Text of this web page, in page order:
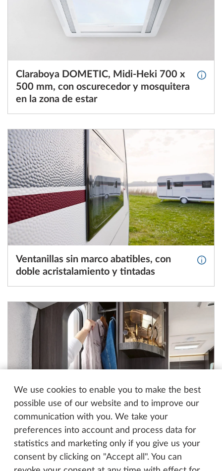
We use cookies to enable you to make the best
possible use of our website and to improve our
communication with you. We take your
preferences into account and process data for
statistics and marketing only if you give us your
consent by clicking on "Accept all". You can
Claraboya DOMETIC, Midi-Heki 700 x
500 mm, con oscurecedor y mosquitera
en la zona de estar
Más
Ventanillas sin marco abatibles, con
doble acristalamiento y tintadas
Más
Perchero calefactado